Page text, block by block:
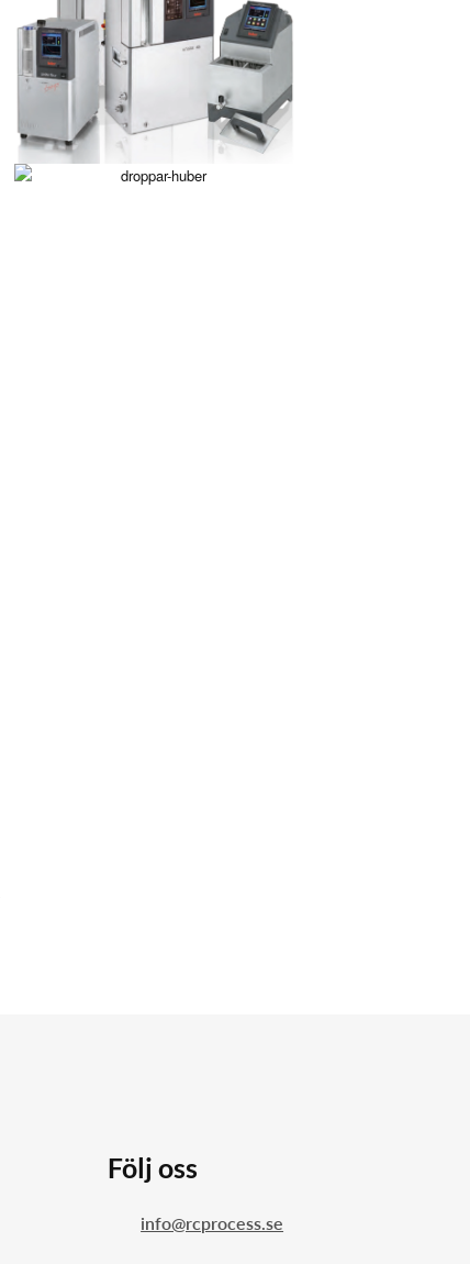
Följ oss
info@rcprocess.se